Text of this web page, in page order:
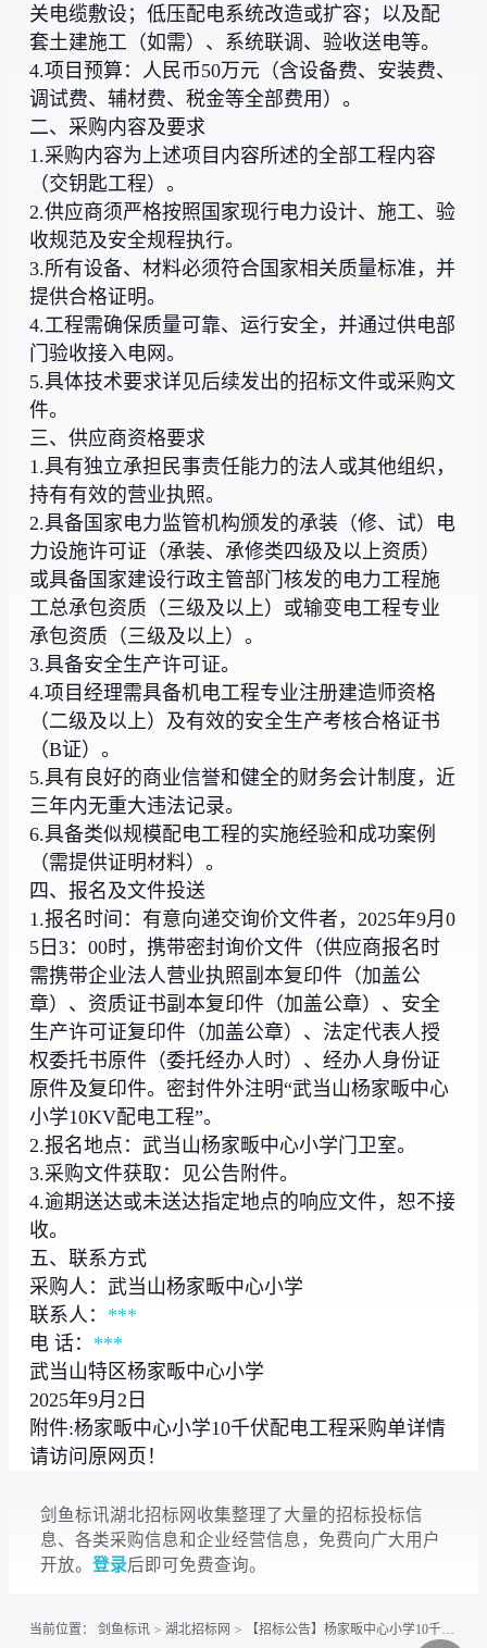
关电缆敷设；低压配电系统改造或扩容；以及配
套土建施工（如需）、系统联调、验收送电等。
4.项目预算：人民币50万元（含设备费、安装费、
调试费、辅材费、税金等全部费用）。
二、采购内容及要求
1.采购内容为上述项目内容所述的全部工程内容
（交钥匙工程）。
2.供应商须严格按照国家现行电力设计、施工、验
收规范及安全规程执行。
3.所有设备、材料必须符合国家相关质量标准，并
提供合格证明。
4.工程需确保质量可靠、运行安全，并通过供电部
门验收接入电网。
5.具体技术要求详见后续发出的招标文件或采购文
件。
三、供应商资格要求
1.具有独立承担民事责任能力的法人或其他组织，
持有有效的营业执照。
2.具备国家电力监管机构颁发的承装（修、试）电
力设施许可证（承装、承修类四级及以上资质）
或具备国家建设行政主管部门核发的电力工程施
工总承包资质（三级及以上）或输变电工程专业
承包资质（三级及以上）。
3.具备安全生产许可证。
4.项目经理需具备机电工程专业注册建造师资格
（二级及以上）及有效的安全生产考核合格证书
（B证）。
5.具有良好的商业信誉和健全的财务会计制度，近
三年内无重大违法记录。
6.具备类似规模配电工程的实施经验和成功案例
（需提供证明材料）。
四、报名及文件投送
1.报名时间：有意向递交询价文件者，2025年9月0
5日3：00时，携带密封询价文件（供应商报名时
需携带企业法人营业执照副本复印件（加盖公
章）、资质证书副本复印件（加盖公章）、安全
生产许可证复印件（加盖公章）、法定代表人授
权委托书原件（委托经办人时）、经办人身份证
原件及复印件。密封件外注明“武当山杨家畈中心
小学10KV配电工程”。
2.报名地点：武当山杨家畈中心小学门卫室。
3.采购文件获取：见公告附件。
4.逾期送达或未送达指定地点的响应文件，恕不接
收。
五、联系方式
采购人：武当山杨家畈中心小学
联系人： ***
电 话： ***
武当山特区杨家畈中心小学
2025年9月2日
附件:杨家畈中心小学10千伏配电工程采购单详情
请访问原网页！
剑鱼标讯湖北招标网收集整理了大量的招标投标信
息、各类采购信息和企业经营信息，免费向广大用户
开放。 登录后即可免费查询。
当前位置： 剑鱼标讯 > 湖北招标网 > 【招标公告】杨家畈中心小学10千伏配电工程项目采购公告